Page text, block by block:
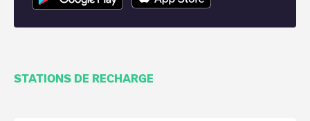
STATIONS DE RECHARGE